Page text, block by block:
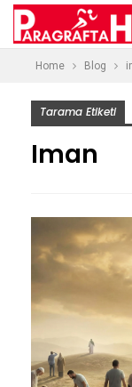
Home Blog
Tarama Etiketi
Iman